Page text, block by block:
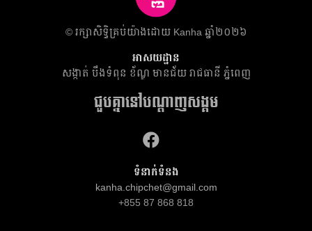
​© រក្សា​សិទ្ធិ​គ្រប់​យ៉ាង​ដោយ​ Kanha ឆ្នាំ២០២៦
អាសយដ្ឋាន
សង្កាត់ បឹងទំពុន ខ័ណ្ឌ មានជ័យ​ រាជធានី ភ្នំពេញ
ជួបគ្នានៅបណ្តាញសង្គម
ទំនាក់ទំនង
kanha.chipchet@gmail.com
+855 87 868 818